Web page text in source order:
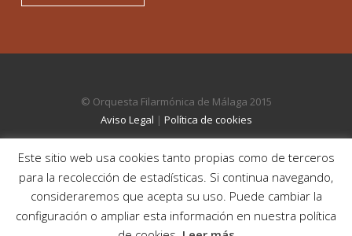
© Orquesta Filarmónica de Málaga 2015
Aviso Legal | Política de cookies
Este sitio web usa cookies tanto propias como de terceros
para la recolección de estadísticas. Si continua navegando,
consideraremos que acepta su uso. Puede cambiar la
configuración o ampliar esta información en nuestra política